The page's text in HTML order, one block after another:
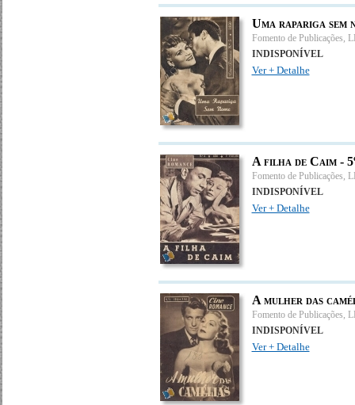
Uma rapariga sem
Fomento de Publicações,
INDISPONÍVEL
Ver + Detalhe
A filha de Caim -
Fomento de Publicações,
INDISPONÍVEL
Ver + Detalhe
A mulher das
Fomento de Publicações,
INDISPONÍVEL
Ver + Detalhe